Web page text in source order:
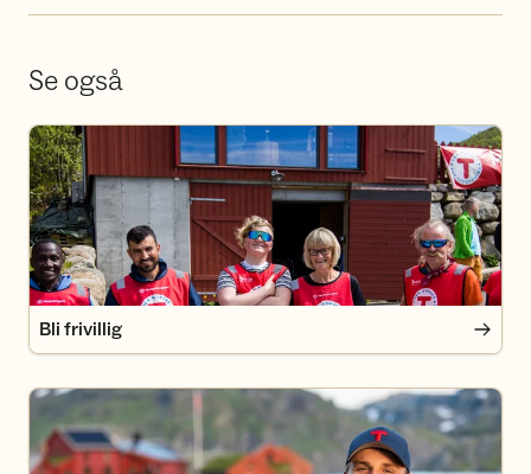
Se også
Bli frivillig
Bli frivillig
Bli medlem